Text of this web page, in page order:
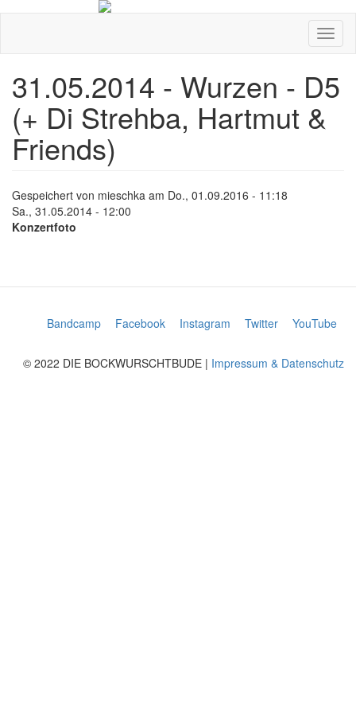
31.05.2014 - Wurzen - D5
(+ Di Strehba, Hartmut &
Friends)
Gespeichert von mieschka am Do., 01.09.2016 - 11:18
Sa., 31.05.2014 - 12:00
Konzertfoto
Bandcamp Facebook Instagram Twitter YouTube
© 2022 DIE BOCKWURSCHTBUDE | Impressum & Datenschutz